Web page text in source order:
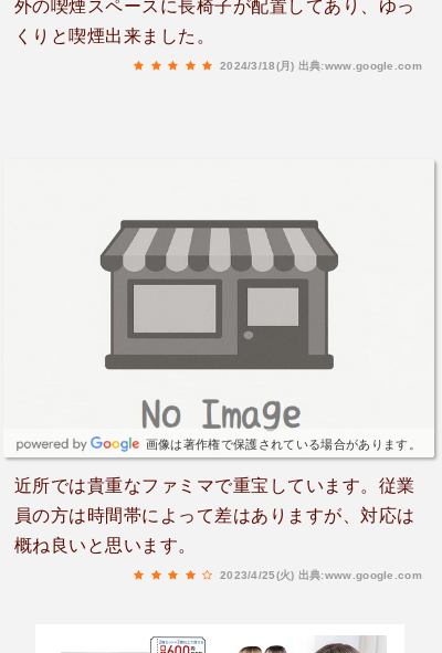
外の喫煙スペースに長椅子が配置してあり、ゆっ
くりと喫煙出来ました。
2024/3/18(月) 出典:www.google.com
画像は著作権で保護されている場合があります。
近所では貴重なファミマで重宝しています。従業
員の方は時間帯によって差はありますが、対応は
概ね良いと思います。
2023/4/25(火) 出典:www.google.com